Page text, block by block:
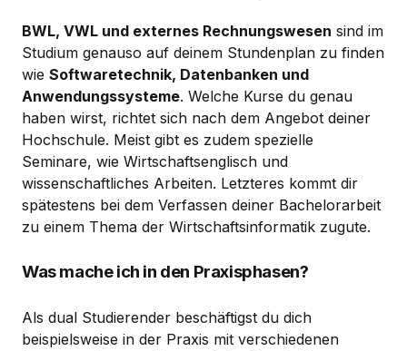
BWL, VWL und externes Rechnungswesen sind im
Studium genauso auf deinem Stundenplan zu finden
wie Softwaretechnik, Datenbanken und
Anwendungssysteme. Welche Kurse du genau
haben wirst, richtet sich nach dem Angebot deiner
Hochschule. Meist gibt es zudem spezielle
Seminare, wie Wirtschaftsenglisch und
wissenschaftliches Arbeiten. Letzteres kommt dir
spätestens bei dem Verfassen deiner Bachelorarbeit
zu einem Thema der Wirtschaftsinformatik zugute.
Was mache ich in den Praxisphasen?
Als dual Studierender beschäftigst du dich
beispielsweise in der Praxis mit verschiedenen